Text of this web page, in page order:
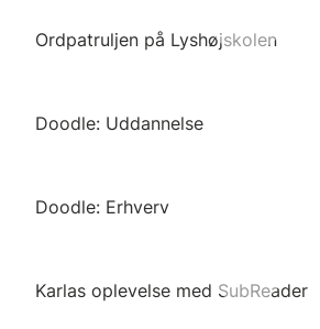
Ordpatruljen på Lyshøjskolen
Doodle: Uddannelse
Doodle: Erhverv
Karlas oplevelse med SubReader